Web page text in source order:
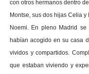
con otros hermanos dentro
Montse, sus dos hijas Celia
Noemi. En pleno Madrid
habían acogido en su casa
vividos y compartidos.
que estaban viviendo y